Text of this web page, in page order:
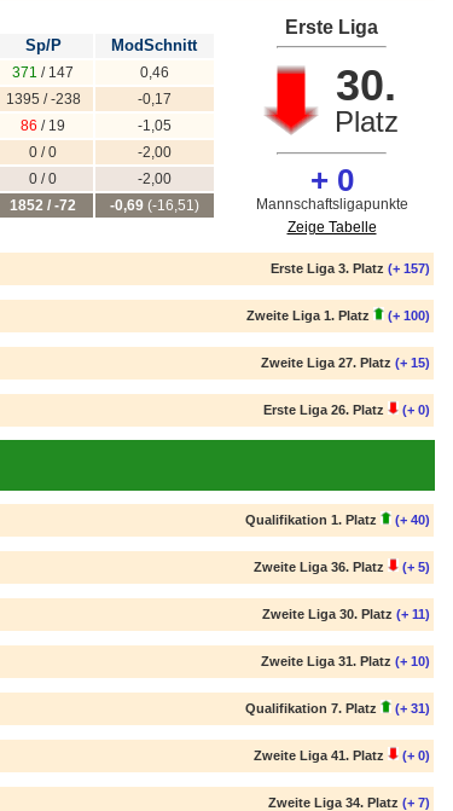
Sp/P ModSchnitt
371 / 147
0,46
1395 / -238
-0,17
86 / 19
-1,05
0 / 0
-2,00
0 / 0
-2,00
1852 / -72 -0,69(-16,51)
Erste Liga
30.
Platz
+ 0
Mannschaftsligapunkte
Zeige Tabelle
Erste Liga 3. Platz (+ 157)
Zweite Liga 1. Platz (+ 100)
Zweite Liga 27. Platz (+ 15)
Erste Liga 26. Platz (+ 0)
Qualifikation 1. Platz (+ 40)
Zweite Liga 36. Platz (+ 5)
Zweite Liga 30. Platz (+ 11)
Zweite Liga 31. Platz (+ 10)
Qualifikation 7. Platz (+ 31)
Zweite Liga 41. Platz (+ 0)
Zweite Liga 34. Platz (+ 7)